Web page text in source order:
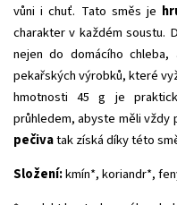
vůni i chuť. Tato směs je
charakter v každém soustu.
nejen do domácího
pekařských výrobků, které
hmotnosti 45 g je
průhledem, abyste měli vždy
pečivatak získá díky této
Složení:kmín*, koriandr*,